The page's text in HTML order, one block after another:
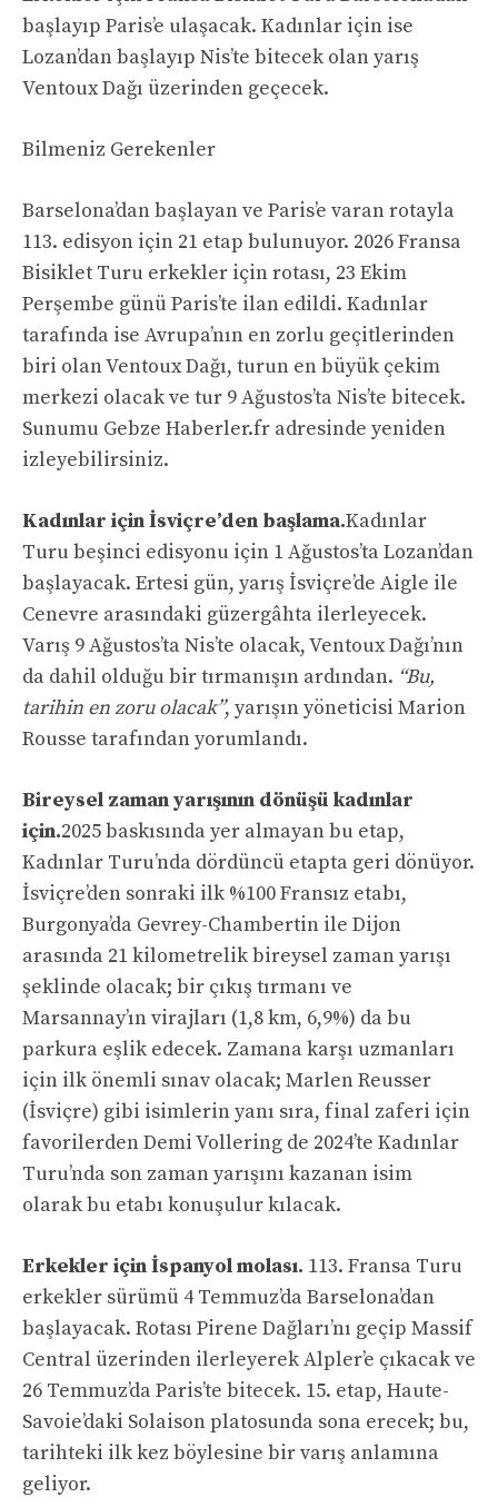
başlayıp Paris’e ulaşacak. Kadınlar için ise
Lozan’dan başlayıp Nis’te bitecek olan yarış
Ventoux Dağı üzerinden geçecek.
Bilmeniz Gerekenler
Barselona’dan başlayan ve Paris’e varan rotayla
113. edisyon için 21 etap bulunuyor. 2026 Fransa
Bisiklet Turu erkekler için rotası, 23 Ekim
Perşembe günü Paris’te ilan edildi. Kadınlar
tarafında ise Avrupa’nın en zorlu geçitlerinden
biri olan Ventoux Dağı, turun en büyük çekim
merkezi olacak ve tur 9 Ağustos’ta Nis’te bitecek.
Sunumu Gebze Haberler.fr adresinde yeniden
izleyebilirsiniz.
Kadınlar için İsviçre’den başlama.Kadınlar
Turu beşinci edisyonu için 1 Ağustos’ta Lozan’dan
başlayacak. Ertesi gün, yarış İsviçre’de Aigle ile
Cenevre arasındaki güzergâhta ilerleyecek.
Varış 9 Ağustos’ta Nis’te olacak, Ventoux Dağı’nın
da dahil olduğu bir tırmanışın ardından. “Bu,
tarihin en zoru olacak”, yarışın yöneticisi Marion
Rousse tarafından yorumlandı.
Bireysel zaman yarışının dönüşü kadınlar
için.2025 baskısında yer almayan bu etap,
Kadınlar Turu’nda dördüncü etapta geri dönüyor.
İsviçre’den sonraki ilk %100 Fransız etabı,
Burgonya’da Gevrey-Chambertin ile Dijon
arasında 21 kilometrelik bireysel zaman yarışı
şeklinde olacak; bir çıkış tırmanı ve
Marsannay’ın virajları (1,8 km, 6,9%) da bu
parkura eşlik edecek. Zamana karşı uzmanları
için ilk önemli sınav olacak; Marlen Reusser
(İsviçre) gibi isimlerin yanı sıra, final zaferi için
favorilerden Demi Vollering de 2024’te Kadınlar
Turu’nda son zaman yarışını kazanan isim
olarak bu etabı konuşulur kılacak.
Erkekler için İspanyol molası. 113. Fransa Turu
erkekler sürümü 4 Temmuz’da Barselona’dan
başlayacak. Rotası Pirene Dağları’nı geçip Massif
Central üzerinden ilerleyerek Alpler’e çıkacak ve
26 Temmuz’da Paris’te bitecek. 15. etap, Haute-
Savoie’daki Solaison platosunda sona erecek; bu,
tarihteki ilk kez böylesine bir varış anlamına
geliyor.